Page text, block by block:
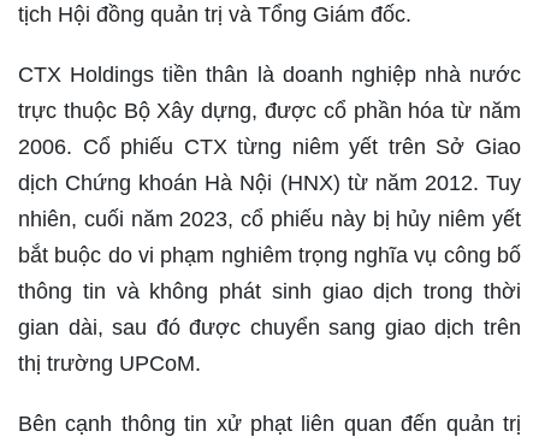
tịch Hội đồng quản trị và Tổng Giám đốc.
CTX Holdings tiền thân là doanh nghiệp nhà nước
trực thuộc Bộ Xây dựng, được cổ phần hóa từ năm
2006. Cổ phiếu CTX từng niêm yết trên Sở Giao
dịch Chứng khoán Hà Nội (HNX) từ năm 2012. Tuy
nhiên, cuối năm 2023, cổ phiếu này bị hủy niêm yết
bắt buộc do vi phạm nghiêm trọng nghĩa vụ công bố
thông tin và không phát sinh giao dịch trong thời
gian dài, sau đó được chuyển sang giao dịch trên
thị trường UPCoM.
Bên cạnh thông tin xử phạt liên quan đến quản trị